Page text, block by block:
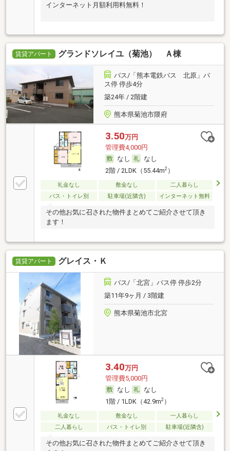
インターネット月額利用料無料！
賃貸アパート グランドソレイユ（菊池） Ａ棟
バス/「熊本電鉄バス 北原」バ
ス停 停歩4分
築24年 / 2階建
熊本県菊池市隈府
3.50万円
管理費4,000円
なし
なし
2階 / 2LDK（55.44m2）
礼金なし 敷金なし
二人暮らし
バス・トイレ別
駐車場(近隣含) インターネット無料
その他お気に召された物件まとめてご紹介させて頂き
ます！
賃貸アパート グレイス・Ｋ
バス/「北宮」バス停 停歩2分
築11年9ヶ月 / 3階建
熊本県菊池市北宮
3.40万円
管理費5,000円
なし
なし
1階 / 1LDK（42.9m2）
礼金なし 敷金なし
一人暮らし
二人暮らし
バス・トイレ別 駐車場(近隣含)
その他お気に召された物件まとめてご紹介させて頂き